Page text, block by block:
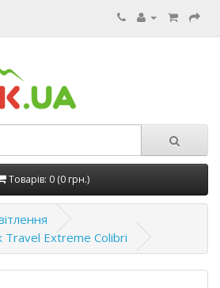
Товарів: 0 (0 грн.)
Travel Extreme Colibri